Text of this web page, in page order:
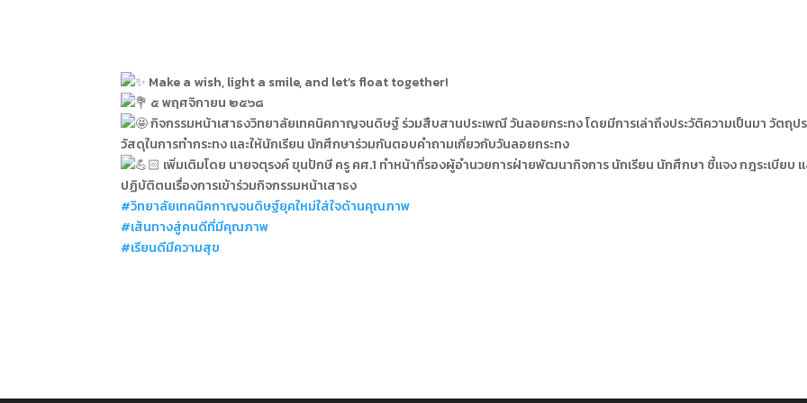
Make a wish, light a smile, and let’s float together!
๕ พฤศจิกายน ๒๕๖๘
กิจกรรมหน้าเสาธงวิทยาลัยเทคนิคกาญจนดิษฐ์ ร่วมสืบสานประเพณี วันลอยกระทง โดยมีการเล่าถึงประวัติความเป็นมา วัตถุป
วัสดุในการทำกระทง และให้นักเรียน นักศึกษาร่วมกันตอบคำถามเกี่ยวกับวันลอยกระทง
เพิ่มเติมโดย นายจตุรงค์ ขุนปักษี ครู คศ.1 ทำหน้าที่รองผู้อำนวยการฝ่ายพัฒนากิจการ นักเรียน นักศึกษา ชี้แจง กฎระเบียบ แ
ปฏิบัติตนเรื่องการเข้าร่วมกิจกรรมหน้าเสาธง
#วิทยาลัยเทคนิคกาญจนดิษฐ์ยุคใหม่ใส่ใจด้านคุณภาพ
#เส้นทางสู่คนดีที่มีคุณภาพ
#เรียนดีมีความสุข